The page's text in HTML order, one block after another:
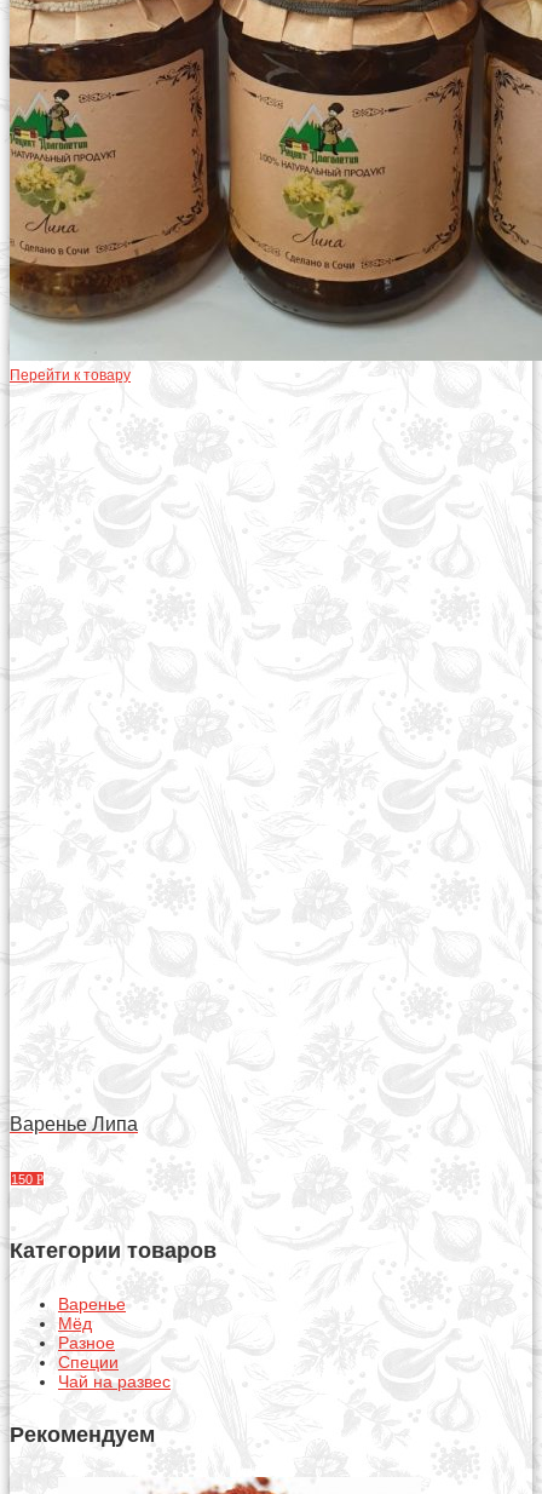
Перейти к товару
Варенье Липа
150 Р
Категории товаров
Варенье
Мёд
Разное
Специи
Чай на развес
Рекомендуем